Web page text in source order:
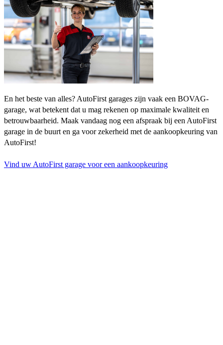
En het beste van alles? AutoFirst garages zijn vaak een BOVAG-
garage, wat betekent dat u mag rekenen op maximale kwaliteit en
betrouwbaarheid. Maak vandaag nog een afspraak bij een AutoFirst
garage in de buurt en ga voor zekerheid met de aankoopkeuring van
AutoFirst!
Vind uw AutoFirst garage voor een aankoopkeuring